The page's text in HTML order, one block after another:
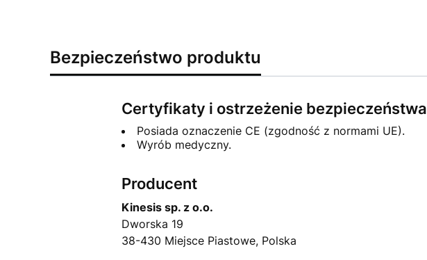
Bezpieczeństwo produktu
Certyfikaty i ostrzeżenie bezpieczeństwa
Posiada oznaczenie CE (zgodność z normami UE).
Wyrób medyczny.
Producent
Kinesis sp. z o.o.
Dworska 19
38-430 Miejsce Piastowe, Polska